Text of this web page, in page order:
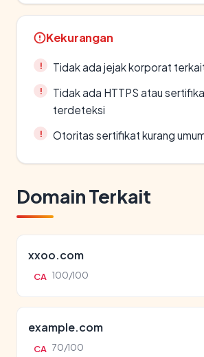
Kekurangan
Tidak ada jejak korporat
Tidak ada HTTPS atau
terdeteksi
Otoritas sertifikat kurang
Domain Terkait
xxoo.com
CA 100/100
example.com
CA 70/100